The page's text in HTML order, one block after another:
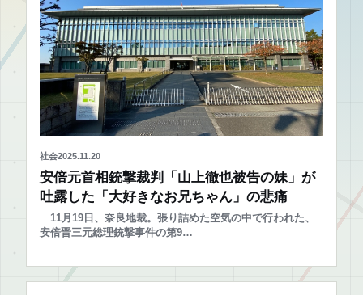
社会2025.11.20
安倍元首相銃撃裁判「山上徹也被告の妹」が
吐露した「大好きなお兄ちゃん」の悲痛
11月19日、奈良地裁。張り詰めた空気の中で行われた、
安倍晋三元総理銃撃事件の第9…